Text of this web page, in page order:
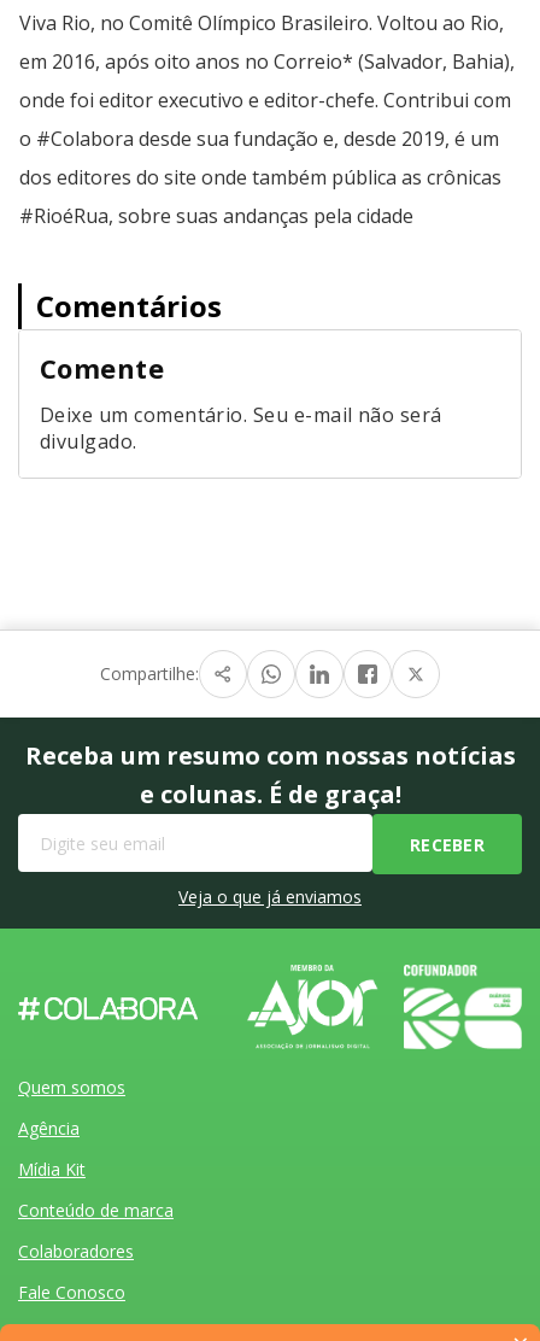
Viva Rio, no Comitê Olímpico Brasileiro. Voltou ao Rio,
em 2016, após oito anos no Correio* (Salvador, Bahia),
onde foi editor executivo e editor-chefe. Contribui com
o #Colabora desde sua fundação e, desde 2019, é um
dos editores do site onde também pública as crônicas
#RioéRua, sobre suas andanças pela cidade
Comentários
Comente
Deixe um comentário. Seu e-mail não será
divulgado.
Compartilhe:
Receba um resumo com nossas notícias
e colunas. É de graça!
Veja o que já enviamos
Quem somos
Agência
Mídia Kit
Conteúdo de marca
Colaboradores
Fale Conosco